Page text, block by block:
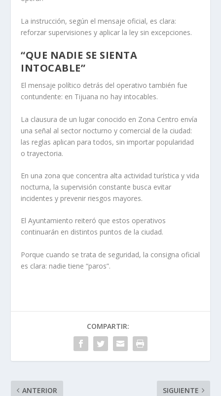
La instrucción, según el mensaje oficial, es clara:
reforzar supervisiones y aplicar la ley sin excepciones.
“QUE NADIE SE SIENTA
INTOCABLE”
El mensaje político detrás del operativo también fue
contundente: en Tijuana no hay intocables.
La clausura de un lugar conocido en Zona Centro envía
una señal al sector nocturno y comercial de la ciudad:
las reglas aplican para todos, sin importar popularidad
o trayectoria.
En una zona que concentra alta actividad turística y vida
nocturna, la supervisión constante busca evitar
incidentes y prevenir riesgos mayores.
El Ayuntamiento reiteró que estos operativos
continuarán en distintos puntos de la ciudad.
Porque cuando se trata de seguridad, la consigna oficial
es clara: nadie tiene “paros”.
COMPARTIR:
ANTERIOR SIGUIENTE